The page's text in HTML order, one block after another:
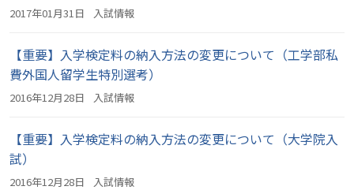
2017年01月31日 入試情報
【重要】入学検定料の納入方法の変更について（工学部私
費外国人留学生特別選考）
2016年12月28日 入試情報
【重要】入学検定料の納入方法の変更について（大学院入
試）
2016年12月28日 入試情報